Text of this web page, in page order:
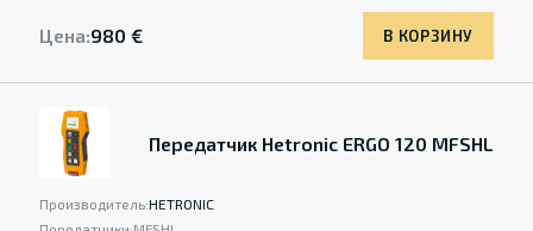
Цена:980 € В КОРЗИНУ
Передатчик Hetronic ERGO 120 MFSHL
Производитель:HETRONIC